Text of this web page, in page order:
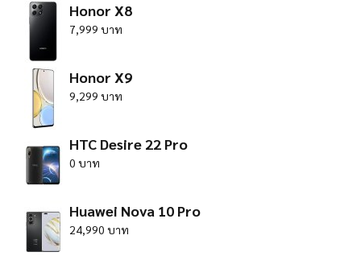
Honor X8
7,999 บาท
Honor X9
9,299 บาท
HTC Desire 22 Pro
0 บาท
Huawei Nova 10 Pro
24,990 บาท